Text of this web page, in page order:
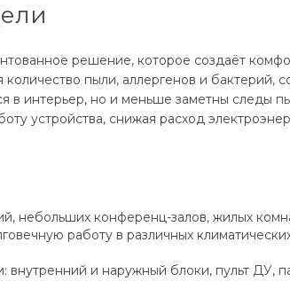
решение, которое создаёт
количество пыли, аллергенов и бактерий,
в интерьер, но и меньше заметны следы
устройства, снижая расход
небольших конференц-залов, жилых
работу в различных
внутренний и наружный блоки, пульт